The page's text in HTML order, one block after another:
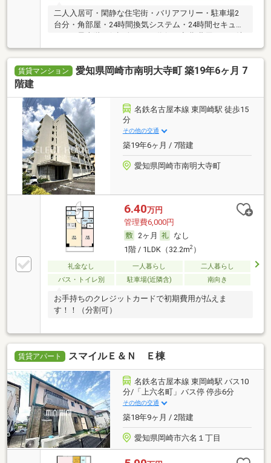
二人入居可・閑静な住宅街・バリアフリー・駐車場2
台分・角部屋・24時間換気システム・24時間セキュリ
済可
賃貸マンション
愛知県岡崎市南明大寺町 築19年6ヶ月 7
階建
名鉄名古屋本線 東岡崎駅 徒歩15
分
その他の交通
築19年6ヶ月 / 7階建
愛知県岡崎市南明大寺町
6.40万円
管理費6,000円
2ヶ月
なし
1階 / 1LDK（32.2m2）
礼金なし 一人暮らし
二人暮らし
バス・トイレ別
駐車場(近隣含) 南向き
お手持ちのクレジットカードで初期費用が払えま
す！！（分割可）
賃貸アパート スマイルＥ＆Ｎ Ｅ棟
名鉄名古屋本線 東岡崎駅 バス10
分/「上六名町」バス停 停歩6分
その他の交通
築18年9ヶ月 / 2階建
愛知県岡崎市六名１丁目